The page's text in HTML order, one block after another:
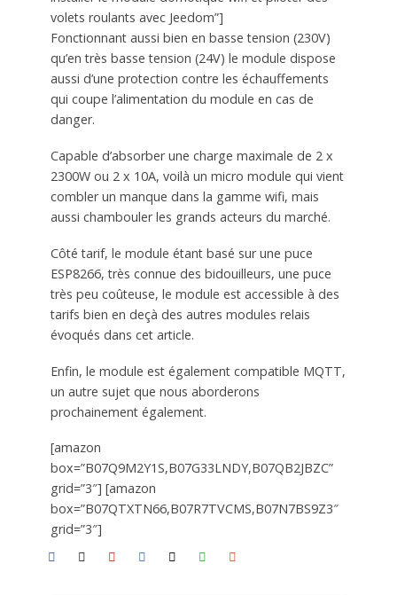
volets roulants avec Jeedom”]
Fonctionnant aussi bien en basse tension (230V)
qu’en très basse tension (24V) le module dispose
aussi d’une protection contre les échauffements
qui coupe l’alimentation du module en cas de
danger.
Capable d’absorber une charge maximale de 2 x
2300W ou 2 x 10A, voilà un micro module qui vient
combler un manque dans la gamme wifi, mais
aussi chambouler les grands acteurs du marché.
Côté tarif, le module étant basé sur une puce
ESP8266, très connue des bidouilleurs, une puce
très peu coûteuse, le module est accessible à des
tarifs bien en deçà des autres modules relais
évoqués dans cet article.
Enfin, le module est également compatible MQTT,
un autre sujet que nous aborderons
prochainement également.
[amazon
box=”B07Q9M2Y1S,B07G33LNDY,B07QB2JBZC”
grid=”3″] [amazon
box=”B07QTXTN66,B07R7TVCMS,B07N7BS9Z3″
grid=”3″]